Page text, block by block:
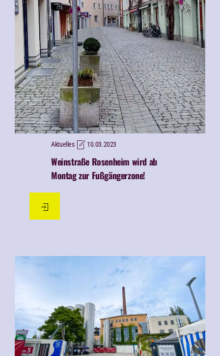
Aktuelles 10.03.2023
Weinstraße Rosenheim wird ab
Montag zur Fußgängerzone!